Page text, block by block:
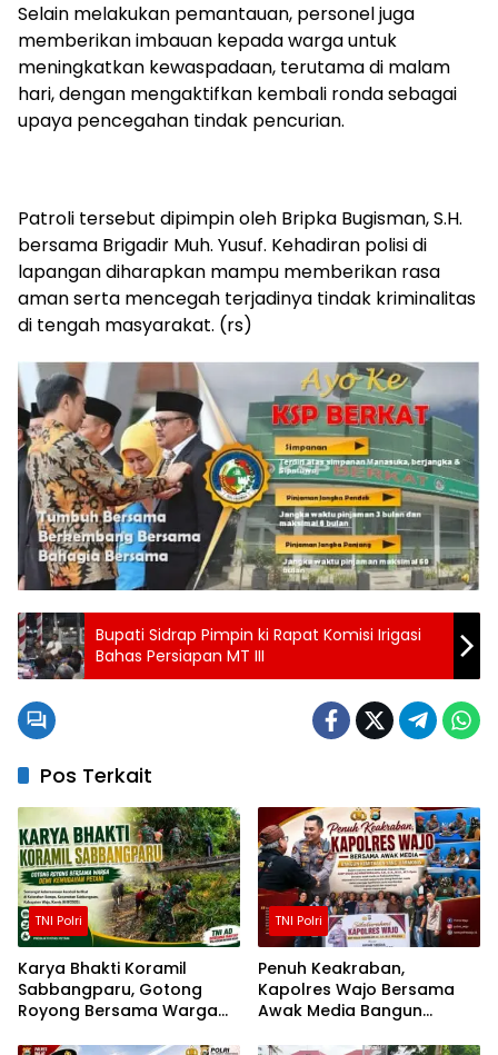
Selain melakukan pemantauan, personel juga
memberikan imbauan kepada warga untuk
meningkatkan kewaspadaan, terutama di malam
hari, dengan mengaktifkan kembali ronda sebagai
upaya pencegahan tindak pencurian.
Patroli tersebut dipimpin oleh Bripka Bugisman, S.H.
bersama Brigadir Muh. Yusuf. Kehadiran polisi di
lapangan diharapkan mampu memberikan rasa
aman serta mencegah terjadinya tindak kriminalitas
di tengah masyarakat. (rs)
Bupati Sidrap Pimpin ki Rapat Komisi Irigasi
Bahas Persiapan MT III
Pos Terkait
TNI Polri
Karya Bhakti Koramil
Sabbangparu, Gotong
Royong Bersama Warga
TNI Polri
Penuh Keakraban,
Kapolres Wajo Bersama
Awak Media Bangun